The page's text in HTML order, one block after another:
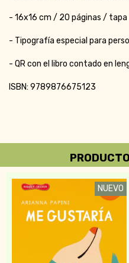
- 16x16 cm / 20 páginas / tapa
- Tipografía especial para
- QR con el libro contado en
ISBN: 9789876675123
NUEVO